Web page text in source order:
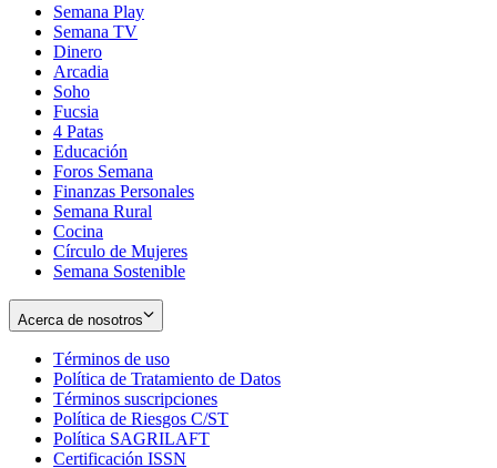
Semana Play
Semana TV
Dinero
Arcadia
Soho
in
new
window
Fucsia
in
new
window
4 Patas
Educación
Foros Semana
Finanzas Personales
Semana Rural
Cocina
Círculo de Mujeres
Semana Sostenible
Acerca de nosotros
Términos de uso
in
new
window
Política de Tratamiento de Datos
Términos suscripciones
in
Política de Riesgos C/ST
Política SAGRILAFT
Certificación ISSN